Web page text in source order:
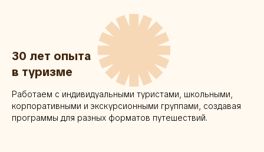
30 лет опыта
в туризме
Работаем с индивидуальными туристами, школьными,
корпоративными и экскурсионными группами, создавая
программы для разных форматов путешествий.
✺